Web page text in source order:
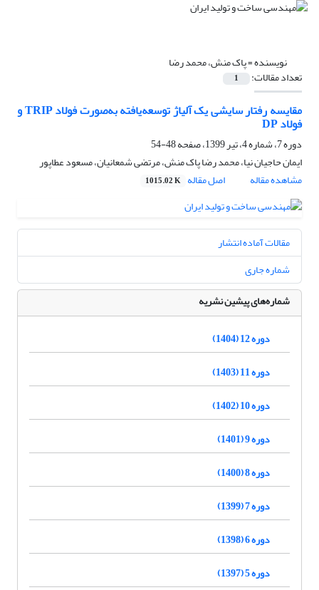
نویسنده =پاک منش، محمد رضا
تعداد مقالات: 1
مقایسه رفتار سایشی یک آلیاژ توسعه‌یافته به‌صورت فولاد TRIP و
فولاد DP
دوره 7، شماره 4، تیر 1399، صفحه
48-54
ایمان حاجیان نیا، محمد رضا پاک منش، مرتضی شمعانیان، مسعود عطاپور
مشاهده مقاله
اصل مقاله 1015.02 K
مقالات آماده انتشار
شماره جاری
شماره‌های پیشین نشریه
دوره 12 (1404)
دوره 11 (1403)
دوره 10 (1402)
دوره 9 (1401)
دوره 8 (1400)
دوره 7 (1399)
دوره 6 (1398)
دوره 5 (1397)